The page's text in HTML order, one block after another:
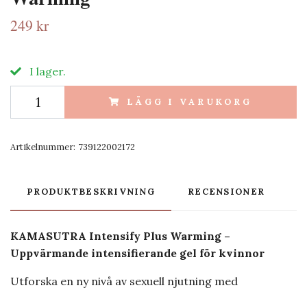
249 kr
I lager.
LÄGG I VARUKORG
Artikelnummer: 739122002172
PRODUKTBESKRIVNING RECENSIONER
KAMASUTRA Intensify Plus Warming –
Uppvärmande intensifierande gel för kvinnor
Utforska en ny nivå av sexuell njutning med